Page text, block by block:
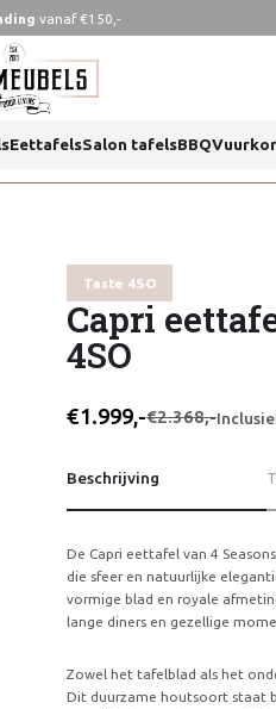
vanaf €150,-
EettafelsSalon tafelsBBQ
Taste 4SO
Capri
4SO
€1.999,-€2.368,-
Beschrijving
De Capri eettafel van 4
die sfeer en natuurlijke
vormige blad en royale
lange diners en gezellige
Zowel het tafelblad als het
Dit duurzame houtsoort staat